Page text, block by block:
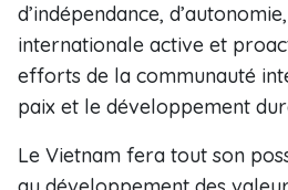
d’indépendance,
internationale active et
efforts de la communauté
paix et le développement
Le Vietnam fera tout son